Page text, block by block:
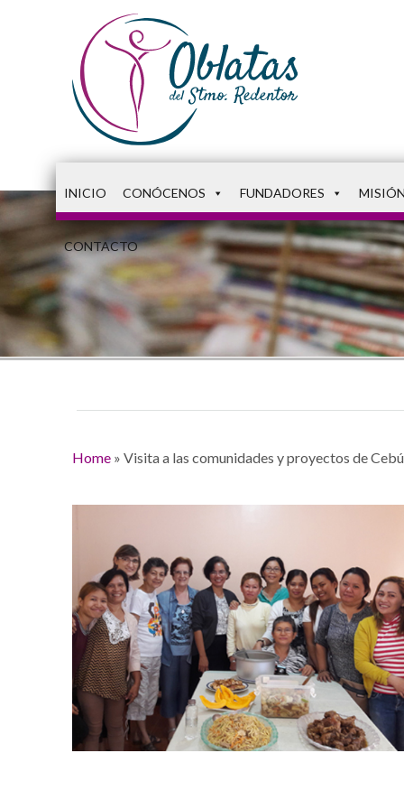
INICIO CONÓCENOS FUNDADORES MISIÓN
CONTACTO
Home» Visita a las comunidades y proyectos de Cebú